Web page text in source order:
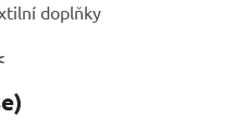
doplňky